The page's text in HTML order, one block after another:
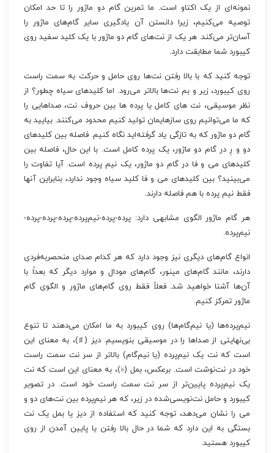
نمونه‌ای از یک اکتاو است. ما تمرین گام دو ماژور را تا حد امکان
توصیه می‌کنیم، زیرا دانستن آن یادگیری سایر گام‌های ماژور را
آسان‌تر می‌کند. هر یک از نت‌های گام دو ماژور با یک کلید سفید روی
کیبورد شما مطابقت دارد.
توجه کنید که با بالا رفتن نت‌ها روی حامل و حرکت به سمت راست
روی کیبورد، زیر و بم نت‌ها بالاتر می‌رود. اما کلیدهای سیاه چطور؟ از
نظر موسیقی، نت های کامل یا پرده ها بین حروف نت، صداهایی را
که ما می‌توانیم روی سازهایمان تولید کنیم محدود می‌کنند. بیایید به
گام دو ماژور که به تازگی یاد گرفته‌اید نگاه کنیم. فاصله بین کلیدهای
دو و رِ در گام دو ماژور، یک پرده کامل است. با این حال، فاصله بین
کلیدهای می و فا در گام دو ماژور، یک نیم پرده است. آیا تفاوت را
می‌بینید؟ بین کلیدهای می و فا کلید سیاه وجود ندارد، بنابراین آنها
فقط نیم پرده با هم فاصله دارند.
هر گام ماژور الگوی مشابهی دارد: پرده-پرده-نیم‌پرده-پرده-پرده-پرده-
نیم‌پرده.
انواع گام‌های دیگری نیز وجود دارد که هر کدام صدای منحصربه‌فردی
دارند، مانند گام‌های مینور، گام‌های مودال و موارد دیگر که بعداً با
آن‌ها آشنا خواهید شد. فعلاً فقط روی گام‌های ماژور و الگوی گام
ماژور تمرکز کنیم.
نیم‌پرده‌ها (یا نیم‌گام‌ها) روی کیبورد به ما امکان می‌دهند تا تنوع
بی‌نهایتی از صداها را در موسیقی بنویسیم. دیز (♯)، به معنای این
است که نت یک نیم‌پرده (یا نیم‌گام) بالاتر از سر نت سمت راست
خود در نت‌نوشت است. برعکس، بمل (♭)، به معنای این است که نت
یک نیم‌پرده پایین‌تر از سر نت سمت راست خود است. در تصویر
کیبورد و حامل نت‌نویسی‌شده در زیر، که هر نیم‌پرده بین نت‌های دو و
می را نشان می‌دهد، توجه کنید که استفاده از دیز یا بمل یک نت
بستگی به این دارد که شما در حال بالا رفتن یا پایین آمدن از روی
کیبورد هستید.